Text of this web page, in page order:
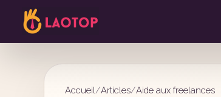
Accueil/Articles/Aide aux freelances